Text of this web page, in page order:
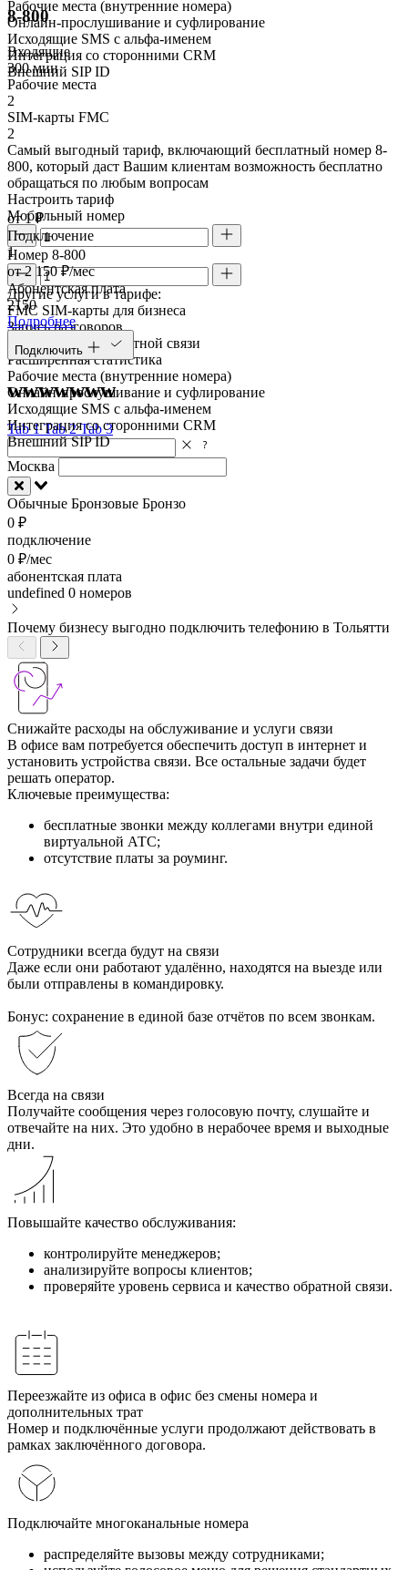
Рабочие места (внутренние номера)
Онлайн-прослушивание и суфлирование
Исходящие SMS с альфа-именем
Интеграция со сторонними CRM
Внешний SIP ID
8-800
Входящие
300 мин
Рабочие места
2
SIM-карты FMC
2
Самый выгодный тариф, включающий бесплатный номер 8-
800, который даст Вашим клиентам возможность бесплатно
обращаться по любым вопросам
Настроить тариф
Мобильный номер
Номер 8-800
Другие услуги в тарифе:
FMC SIM-карты для бизнеса
Запись разговоров
Умный виджет обратной связи
Расширенная статистика
Рабочие места (внутренние номера)
Онлайн-прослушивание и суфлирование
Исходящие SMS с альфа-именем
Интеграция со сторонними CRM
Внешний SIP ID
от 1 ₽
Подключение
1
от 2 150 ₽/мес
Абонентская плата
2150
Подробнее
Подключить
wwwwwww
Tab 1Tab 2Tab 3
Москва
Обычные Бронзовые Бронзо
0 ₽
подключение
0 ₽/мес
абонентская плата
undefined 0 номеров
Почему бизнесу выгодно подключить телефонию в Тольятти
Снижайте расходы на обслуживание и услуги связи
В офисе вам потребуется обеспечить доступ в интернет и
установить устройства связи. Все остальные задачи будет
решать оператор.
Ключевые преимущества:
бесплатные звонки между коллегами внутри единой
виртуальной АТС;
отсутствие платы за роуминг.
Сотрудники всегда будут на связи
Даже если они работают удалённо, находятся на выезде или
были отправлены в командировку.
Бонус: сохранение в единой базе отчётов по всем звонкам.
Всегда на связи
Получайте сообщения через голосовую почту, слушайте и
отвечайте на них. Это удобно в нерабочее время и выходные
дни.
Повышайте качество обслуживания:
контролируйте менеджеров;
анализируйте вопросы клиентов;
проверяйте уровень сервиса и качество обратной связи.
Переезжайте из офиса в офис без смены номера и
дополнительных трат
Номер и подключённые услуги продолжают действовать в
рамках заключённого договора.
Подключайте многоканальные номера
распределяйте вызовы между сотрудниками;